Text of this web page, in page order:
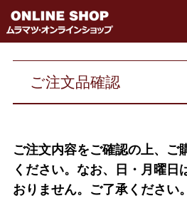
ご注文品確認
ご注文内容をご確認の上、ご
ください。なお、日・月曜日
おりません。ご了承ください。